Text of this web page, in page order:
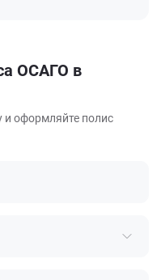
ОСАГО в
и оформляйте полис